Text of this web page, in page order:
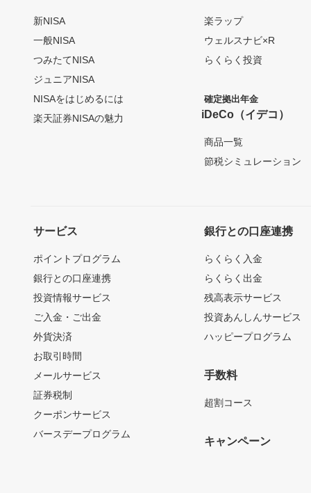
新NISA
一般NISA
つみたてNISA
ジュニアNISA
NISAをはじめるには
楽天証券NISAの魅力
楽ラップ
ウェルスナビ×R
らくらく投資
確定拠出年金
iDeCo（イデコ）
商品一覧
節税シミュレーション
サービス
ポイントプログラム
銀行との口座連携
投資情報サービス
ご入金・ご出金
外貨決済
お取引時間
メールサービス
証券税制
クーポンサービス
バースデープログラム
銀行との口座連携
らくらく入金
らくらく出金
残高表示サービス
投資あんしんサービス
ハッピープログラム
手数料
超割コース
キャンペーン